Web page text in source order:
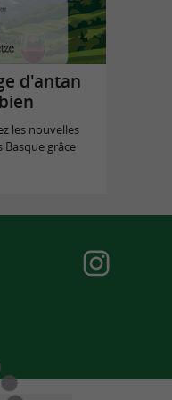
d'antan
les nouvelles
Basque grâce